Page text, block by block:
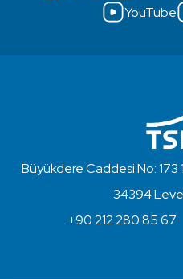
YouTube
Büyükdere Caddesi No: 173
34394
+90 212 280 85 67